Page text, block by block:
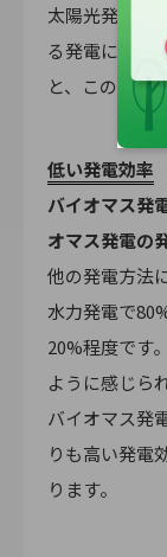
太陽光発電や
る発電には上
と、この点は
低い発電効率
バイオマス発
オマス発電の
他の発電方法
水力発電で
20%程度です
ように感じら
バイオマス発
りも高い発電
ります。